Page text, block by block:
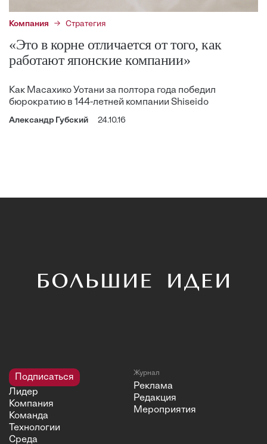
Компания Стратегия
«Это в корне отличается от того, как
работают японские компании»
Как Масахико Уотани за полтора года победил
бюрократию в 144-летней компании Shiseido
Александр Губский 24.10.16
Подписаться
Лидер
Компания
Команда
Технологии
Среда
Журнал
Реклама
Редакция
Мероприятия